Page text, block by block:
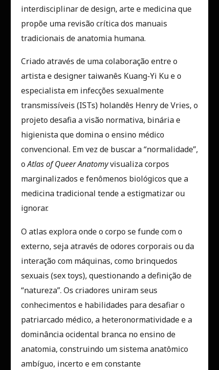
interdisciplinar de design, arte e medicina que
propõe uma revisão crítica dos manuais
tradicionais de anatomia humana.
Criado através de uma colaboração entre o
artista e designer taiwanês Kuang-Yi Ku e o
especialista em infecções sexualmente
transmissíveis (ISTs) holandês Henry de Vries, o
projeto desafia a visão normativa, binária e
higienista que domina o ensino médico
convencional. Em vez de buscar a “normalidade”,
oAtlas of Queer Anatomyvisualiza corpos
marginalizados e fenômenos biológicos que a
medicina tradicional tende a estigmatizar ou
ignorar.
O atlas explora onde o corpo se funde com o
externo, seja através de odores corporais ou da
interação com máquinas, como brinquedos
sexuais (sex toys), questionando a definição de
“natureza”. Os criadores uniram seus
conhecimentos e habilidades para desafiar o
patriarcado médico, a heteronormatividade e a
dominância ocidental branca no ensino de
anatomia, construindo um sistema anatômico
ambíguo, incerto e em constante